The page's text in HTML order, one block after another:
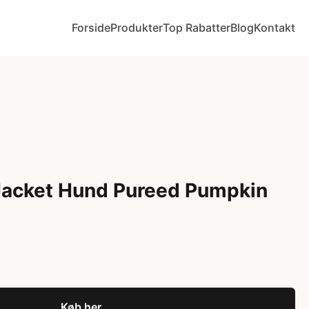
ForsideProdukterTop RabatterBlogKontakt
Hund Pureed Pumpkin